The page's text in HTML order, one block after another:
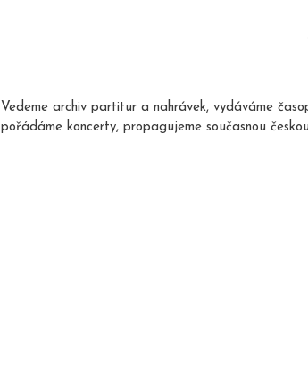
Vedeme archiv partitur a nahrávek, vydáváme
pořádáme koncerty, propagujeme současnou